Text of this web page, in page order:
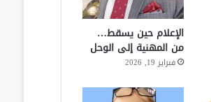
الإعلام حين يسقط…
من المهنية إلى الوحل
فبراير 19, 2026